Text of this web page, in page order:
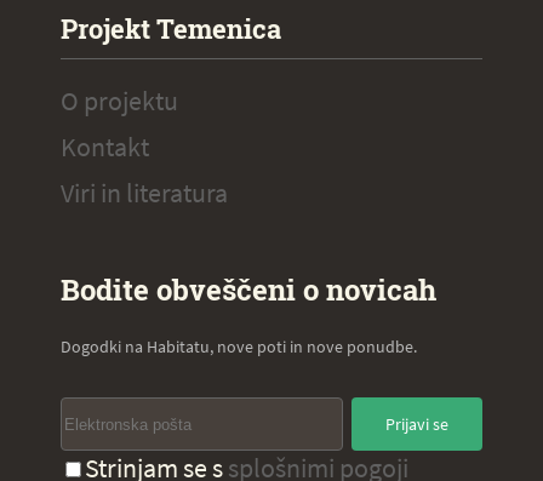
Projekt Temenica
O projektu
Kontakt
Viri in literatura
Bodite obveščeni o novicah
Dogodki na Habitatu, nove poti in nove ponudbe.
Prijavi se
Strinjam se ssplošnimi pogoji